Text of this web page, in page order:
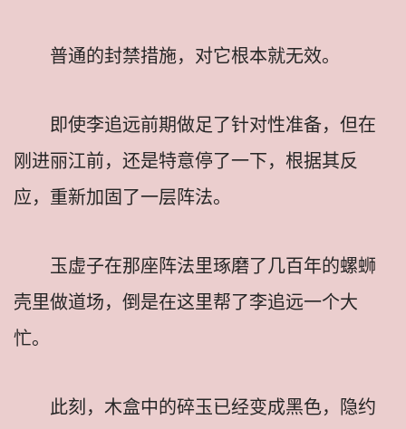
普通的封禁措施，对它根本就无效。
即使李追远前期做足了针对性准备，但在
刚进丽江前，还是特意停了一下，根据其反
应，重新加固了一层阵法。
玉虚子在那座阵法里琢磨了几百年的螺蛳
壳里做道场，倒是在这里帮了李追远一个大
忙。
此刻，木盒中的碎玉已经变成黑色，隐约